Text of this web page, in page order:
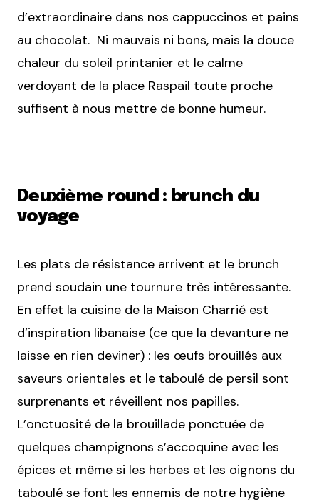
d’extraordinaire dans nos cappuccinos et pains
au chocolat. Ni mauvais ni bons, mais la douce
chaleur du soleil printanier et le calme
verdoyant de la place Raspail toute proche
suffisent à nous mettre de bonne humeur.
Deuxième round : brunch du
voyage
Les plats de résistance arrivent et le brunch
prend soudain une tournure très intéressante.
En effet la cuisine de la Maison Charrié est
d’inspiration libanaise (ce que la devanture ne
laisse en rien deviner) : les œufs brouillés aux
saveurs orientales et le taboulé de persil sont
surprenants et réveillent nos papilles.
L’onctuosité de la brouillade ponctuée de
quelques champignons s’accoquine avec les
épices et même si les herbes et les oignons du
taboulé se font les ennemis de notre hygiène